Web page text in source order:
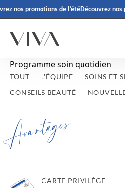
nos promotions de l’étéDécouvrez nos
Programme soin quotidien
TOUT L'ÉQUIPE
SOINS ET
CONSEILS BEAUTÉ
CARTE PRIVILÈGE